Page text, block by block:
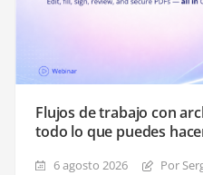
Flujos de trabajo con
todo lo que puedes
6 agosto 2026 Por